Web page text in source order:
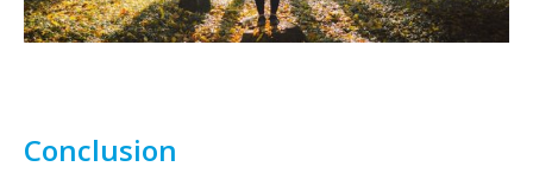
Conclusion